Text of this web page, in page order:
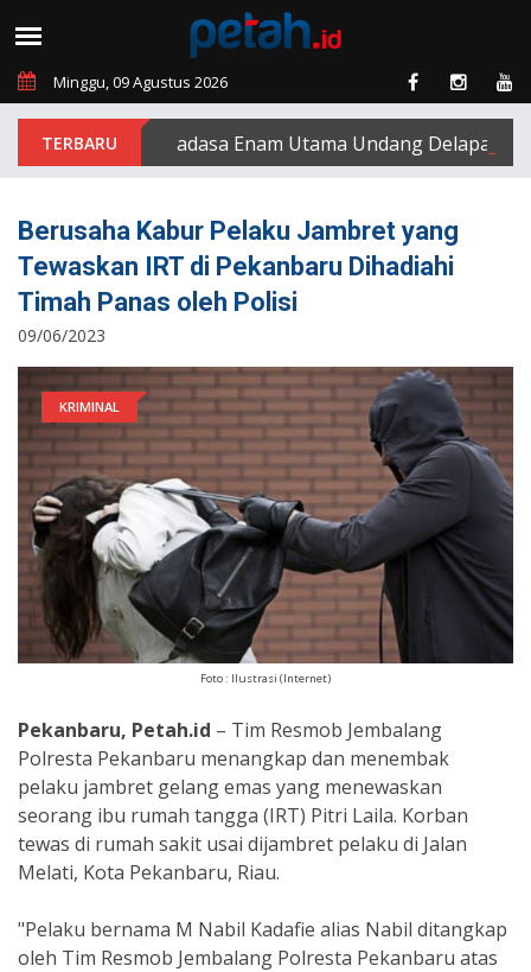
Minggu, 09 Agustus 2026
PT Padasa Enam Utama Undang Delapan Eks
Berusaha Kabur Pelaku Jambret yang
Tewaskan IRT di Pekanbaru Dihadiahi
Timah Panas oleh Polisi
09/06/2023
KRIMINAL
Foto : Ilustrasi (Internet)
Pekanbaru, Petah.id – Tim Resmob Jembalang
Polresta Pekanbaru menangkap dan menembak
pelaku jambret gelang emas yang menewaskan
seorang ibu rumah tangga (IRT) Pitri Laila. Korban
tewas di rumah sakit usai dijambret pelaku di Jalan
Melati, Kota Pekanbaru, Riau.
"Pelaku bernama M Nabil Kadafie alias Nabil ditangkap
oleh Tim Resmob Jembalang Polresta Pekanbaru atas